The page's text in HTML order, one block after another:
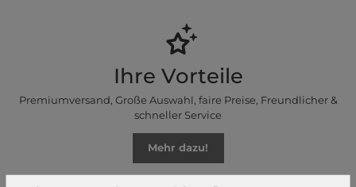
Ihre Vorteile
Premiumversand, Große Auswahl, faire Preise, Freundlicher &
schneller Service
Mehr dazu!